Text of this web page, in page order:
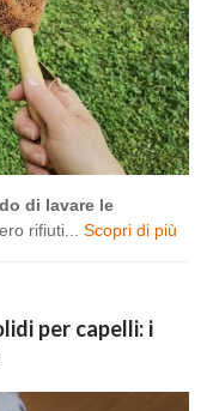
di lavare le
rifiuti... Scopri di più
per capelli: i